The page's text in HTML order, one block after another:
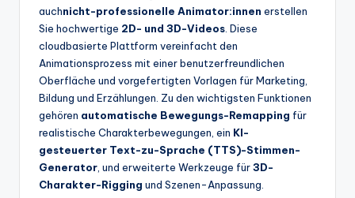
auchnicht-professionelle Animator:innen erstellen
Sie hochwertige 2D- und 3D-Videos . Diese
cloudbasierte Plattform vereinfacht den
Animationsprozess mit einer benutzerfreundlichen
Oberfläche und vorgefertigten Vorlagen für Marketing,
Bildung und Erzählungen. Zu den wichtigsten Funktionen
gehören automatische Bewegungs-Remapping für
realistische Charakterbewegungen, ein KI-
gesteuerter Text-zu-Sprache (TTS)-Stimmen-
Generator , und erweiterte Werkzeuge für3D-
Charakter-Rigging und Szenen-Anpassung.